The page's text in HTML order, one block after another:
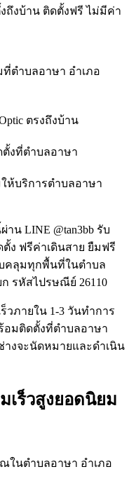
ถึงบ้าน ติดตั้งฟรี ไม่มีค่า
ตำบลอาษา อำเภอ
ตรงถึงบ้าน
งที่ตำบลอาษา
ห้บริการตำบลอาษา
าน LINE @tan3bb รับ
ง ฟรีค่าเดินสาย ยืมฟรี
คลุมทุกพื้นที่ในตำบล
รหัสไปรษณีย์ 26110
ร็วภายใน 1-3 วันทำการ
อมติดตั้งที่ตำบลอาษา
งจะนัดหมายและดำเนิน
เร็วสูงยอดนิยม
ในตำบลอาษา อำเภอ